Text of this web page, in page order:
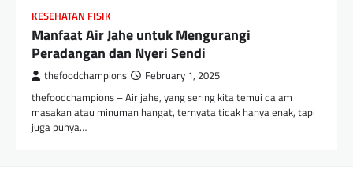
KESEHATAN FISIK
Manfaat Air Jahe untuk Mengurangi
Peradangan dan Nyeri Sendi
thefoodchampions February 1, 2025
thefoodchampions – Air jahe, yang sering kita temui dalam
masakan atau minuman hangat, ternyata tidak hanya enak, tapi
juga punya…